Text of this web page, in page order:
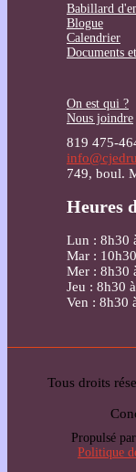
Babillard
Blogue
Calendrier
Documents
On est qui ?
Nous joindre
819 475-
749, boul.
Heures
Lun : 8h30
Mar :
Mer : 8h30
Jeu : 8h30
Ven : 8h30
Tous droits
Propulsé
Politique